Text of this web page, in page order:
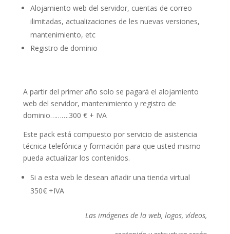
Alojamiento web del servidor, cuentas de correo
ilimitadas, actualizaciones de les nuevas versiones,
mantenimiento, etc
Registro de dominio
A partir del primer año solo se pagará el alojamiento
web del servidor, mantenimiento y registro de
dominio……….300 € + IVA
Este pack está compuesto por servicio de asistencia
técnica telefónica y formación para que usted mismo
pueda actualizar los contenidos.
Si a esta web le desean añadir una tienda virtual
350€ +IVA
Las imágenes de la web, logos, vídeos,